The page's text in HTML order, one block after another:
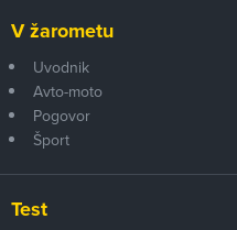
V žarometu
Uvodnik
Avto-moto
Pogovor
Šport
Test